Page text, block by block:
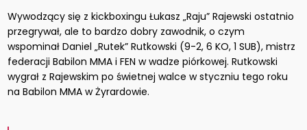
Wywodzący się z kickboxingu Łukasz „Raju” Rajewski ostatnio
przegrywał, ale to bardzo dobry zawodnik, o czym
wspominał Daniel „Rutek” Rutkowski (9-2, 6 KO, 1 SUB), mistrz
federacji Babilon MMA i FEN w wadze piórkowej. Rutkowski
wygrał z Rajewskim po świetnej walce w styczniu tego roku
na Babilon MMA w Żyrardowie.